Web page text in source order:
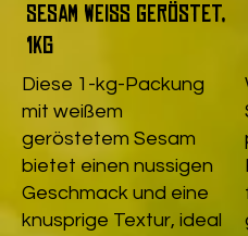
Sesam weiß geröstet,
1kg
Diese 1-kg-Packung
mit weißem
geröstetem Sesam
bietet einen nussigen
Geschmack und eine
knusprige Textur, ideal